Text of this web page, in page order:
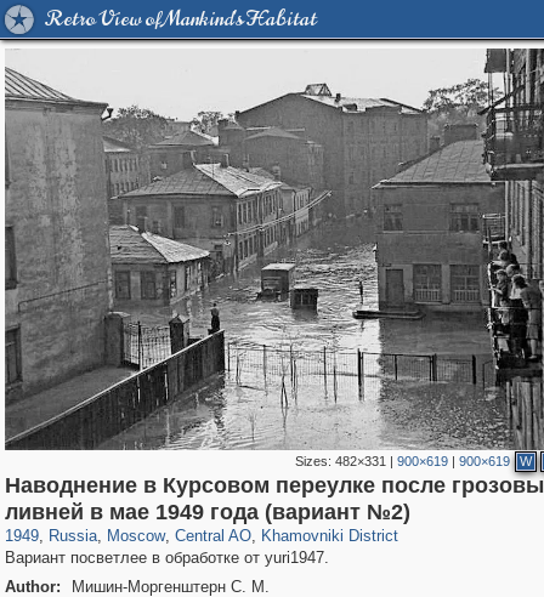
Retro View of Mankind's Habitat
Sizes:482×331 |900×619 |900×619 W
Наводнение в Курсовом переулке после
ливней в мае 1949 года (вариант №2)
1949, Russia
1,407,712 29,262
, Moscow
319,968 8,295
, Central AO
160,055 5,920
, Khamovniki District
19,395 722
Вариант посветлее в обработке от yuri1947.
Author:
Мишин-Моргенштерн С. М.